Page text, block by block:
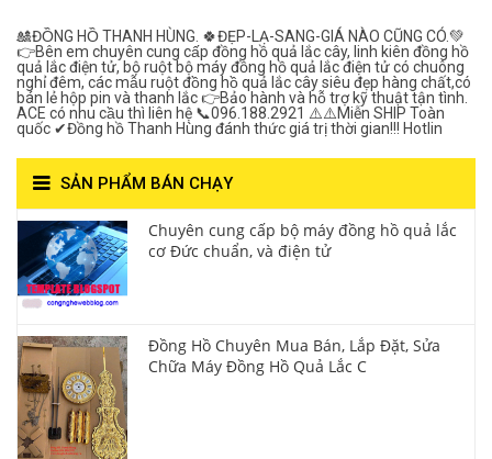
🎎ĐỒNG HỒ THANH HÙNG. 🍀ĐẸP-LẠ-SANG-GIÁ NÀO CŨNG CÓ.💚
👉Bên em chuyên cung cấp đồng hồ quả lắc cây, linh kiên đồng hồ
quả lắc điện tử, bộ ruột bộ máy đồng hồ quả lắc điện tử có chuông
nghỉ đêm, các mẫu ruột đồng hồ quả lắc cây siêu đẹp hàng chất,có
bán lẻ hộp pin và thanh lắc 👉Bảo hành và hỗ trợ kỹ thuật tận tình.
ACE có nhu cầu thì liên hệ 📞096.188.2921 ⚠️⚠️Miễn SHIP Toàn
quốc ✔Đồng hồ Thanh Hùng đánh thức giá trị thời gian!!! Hotlin
SẢN PHẨM BÁN CHẠY
Chuyên cung cấp bộ máy đồng hồ quả lắc
cơ Đức chuẩn, và điện tử
Đồng Hồ Chuyên Mua Bán, Lắp Đặt, Sửa
Chữa Máy Đồng Hồ Quả Lắc C